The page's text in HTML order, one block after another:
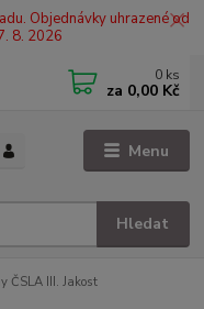
Objednávky uhrazené od
8. 2026
Menu
Hledat
0 ks
za 0,00 Kč
ČSLA III. Jakost